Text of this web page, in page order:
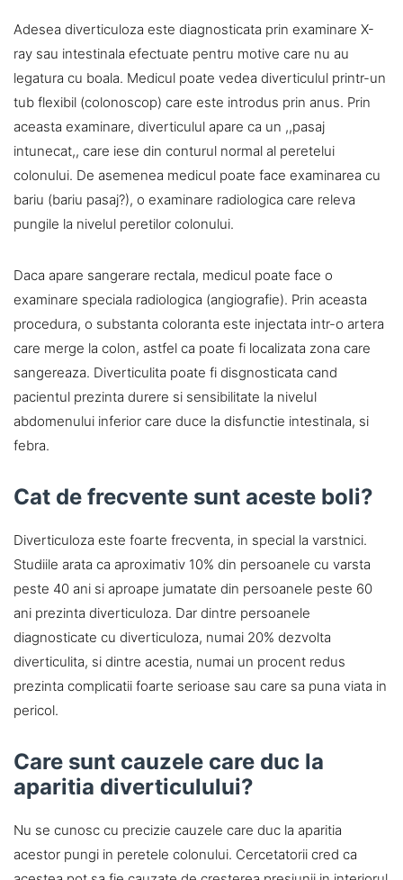
Adesea diverticuloza este diagnosticata prin examinare X-
ray sau intestinala efectuate pentru motive care nu au
legatura cu boala. Medicul poate vedea diverticulul printr-un
tub flexibil (colonoscop) care este introdus prin anus. Prin
aceasta examinare, diverticulul apare ca un ,,pasaj
intunecat,, care iese din conturul normal al peretelui
colonului. De asemenea medicul poate face examinarea cu
bariu (bariu pasaj?), o examinare radiologica care releva
pungile la nivelul peretilor colonului.
Daca apare sangerare rectala, medicul poate face o
examinare speciala radiologica (angiografie). Prin aceasta
procedura, o substanta coloranta este injectata intr-o artera
care merge la colon, astfel ca poate fi localizata zona care
sangereaza. Diverticulita poate fi disgnosticata cand
pacientul prezinta durere si sensibilitate la nivelul
abdomenului inferior care duce la disfunctie intestinala, si
febra.
Cat de frecvente sunt aceste boli?
Diverticuloza este foarte frecventa, in special la varstnici.
Studiile arata ca aproximativ 10% din persoanele cu varsta
peste 40 ani si aproape jumatate din persoanele peste 60
ani prezinta diverticuloza. Dar dintre persoanele
diagnosticate cu diverticuloza, numai 20% dezvolta
diverticulita, si dintre acestia, numai un procent redus
prezinta complicatii foarte serioase sau care sa puna viata in
pericol.
Care sunt cauzele care duc la
aparitia diverticulului?
Nu se cunosc cu precizie cauzele care duc la aparitia
acestor pungi in peretele colonului. Cercetatorii cred ca